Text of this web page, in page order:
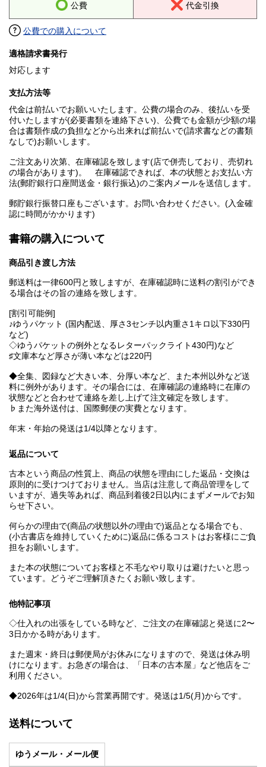
公費 代金引換
公費での購入について
適格請求書発行
対応します
支払方法等
代金は前払いでお願いいたします。公費の場合のみ、後払いを受
付いたしますが(必要書類を連絡下さい)、公費でも金額が少額の場
合は書類作成の負担などから出来れば前払いで(請求書などの書類
なしで)お願いします。
ご注文あり次第、在庫確認を致します(店で併売しており、売切れ
の場合があります)。 在庫確認できれば、本の状態とお支払い方
法(郵貯銀行口座間送金・銀行振込)のご案内メールを送信します。
郵貯銀行振替口座もございます。お問い合わせください。(入金確
認に時間がかかります)
書籍の購入について
商品引き渡し方法
郵送料は一律600円と致しますが、在庫確認時に送料の割引ができ
る場合はその旨の連絡を致します。
[割引可能例]
♪ゆうパケット (国内配送、厚さ3センチ以内重さ1キロ以下330円
など)
◇ゆうパケットの例外となるレターパックライト430円)など
♯文庫本など厚さが薄い本などは220円
◆全集、図録など大きい本、分厚い本など、また本州以外など送
料に例外があります。その場合には、在庫確認の連絡時に在庫の
状態などと合わせて連絡を差し上げて注文確定を致します。
♭また海外送付は、国際郵便の実費となります。
年末・年始の発送は1/4以降となります。
返品について
古本という商品の性質上、商品の状態を理由にした返品・交換は
原則的に受けつけておりません。当店は注意して商品管理をして
いますが、過失等あれば、商品到着後2日以内にまずメールでお知
らせ下さい。
何らかの理由で(商品の状態以外の理由で)返品となる場合でも、
(小古書店を維持していくために)返品に係るコストはお客様にご負
担をお願いします。
また本の状態についてお客様と不毛なやり取りは避けたいと思っ
ています。どうぞご理解頂きたくお願い致します。
他特記事項
◇仕入れの出張をしている時など、ご注文の在庫確認と発送に2〜
3日かかる時があります。
また週末・終日は郵便局がお休みになりますので、発送は休み明
けになります。お急ぎの場合は、「日本の古本屋」など他店をご
利用ください。
◆2026年は1/4(日)から営業再開です。発送は1/5(月)からです。
送料について
ゆうメール・メール便